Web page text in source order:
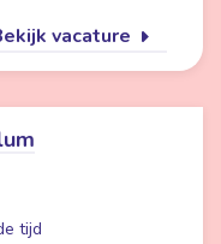
vacature
tijd